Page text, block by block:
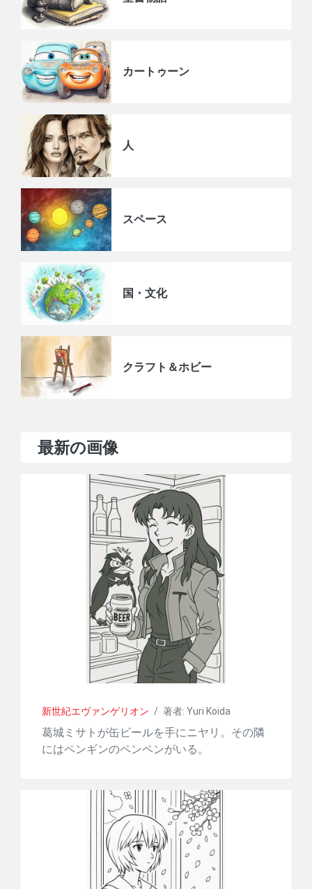
カートゥーン
人
スペース
国・文化
クラフト＆ホビー
最新の画像
新世紀エヴァンゲリオン / 著者: Yuri Koida
葛城ミサトが缶ビールを手にニヤリ。その隣
にはペンギンのペンペンがいる。